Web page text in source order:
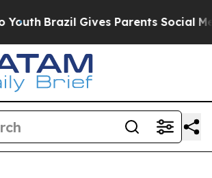
Brazil Gives Parents Social Media